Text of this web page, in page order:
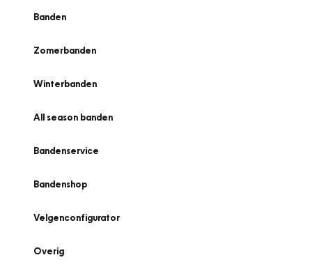
Banden
Zomerbanden
Winterbanden
All season banden
Bandenservice
Bandenshop
Velgenconfigurator
Overig